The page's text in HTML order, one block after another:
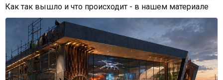
Как так вышло и что происходит - в нашем материале